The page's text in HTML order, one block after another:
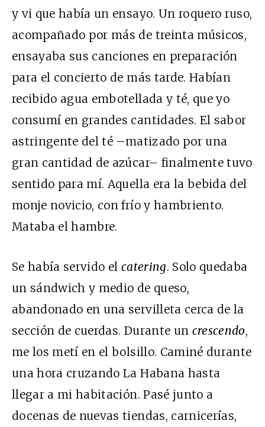
y vi que había un ensayo. Un roquero ruso,
acompañado por más de treinta músicos,
ensayaba sus canciones en preparación
para el concierto de más tarde. Habían
recibido agua embotellada y té, que yo
consumí en grandes cantidades. El sabor
astringente del té –matizado por una
gran cantidad de azúcar– finalmente tuvo
sentido para mí. Aquella era la bebida del
monje novicio, con frío y hambriento.
Mataba el hambre.
Se había servido el catering. Solo quedaba
un sándwich y medio de queso,
abandonado en una servilleta cerca de la
sección de cuerdas. Durante un crescendo,
me los metí en el bolsillo. Caminé durante
una hora cruzando La Habana hasta
llegar a mi habitación. Pasé junto a
docenas de nuevas tiendas, carnicerías,